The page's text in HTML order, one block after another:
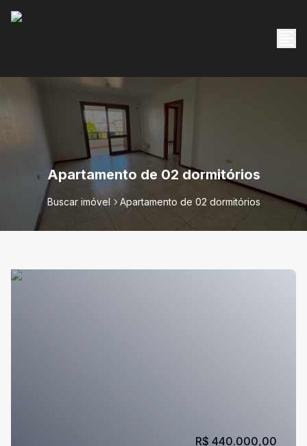
Apartamento de 02 dormitórios
Buscar imóvel Apartamento de 02 dormitórios
R$ 440.000,00